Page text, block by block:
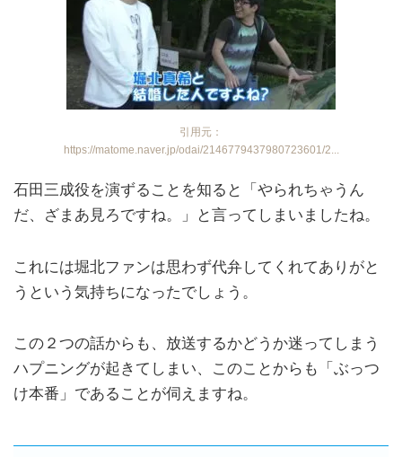
引用元：
https://matome.naver.jp/odai/2146779437980723601/2...
石田三成役を演ずることを知ると「やられちゃうん
だ、ざまあ見ろですね。」と言ってしまいましたね。
これには堀北ファンは思わず代弁してくれてありがと
うという気持ちになったでしょう。
この２つの話からも、放送するかどうか迷ってしまう
ハプニングが起きてしまい、このことからも「ぶっつ
け本番」であることが伺えますね。